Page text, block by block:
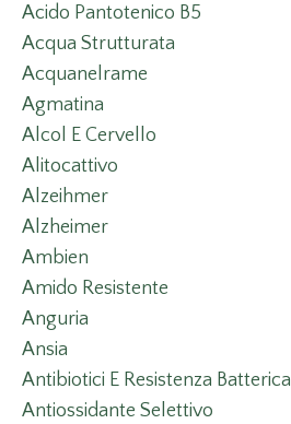
Acido Pantotenico B5
Acqua Strutturata
Acquanelrame
Agmatina
Alcol E Cervello
Alitocattivo
Alzeihmer
Alzheimer
Ambien
Amido Resistente
Anguria
Ansia
Antibiotici E Resistenza Batterica
Antiossidante Selettivo